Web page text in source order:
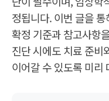
타
임
라
인
임
상
의
정됩니다. 이번 글을
확정 기준과 참고사항
진단 시에도 치료 준비
이어갈 수 있도록 미리